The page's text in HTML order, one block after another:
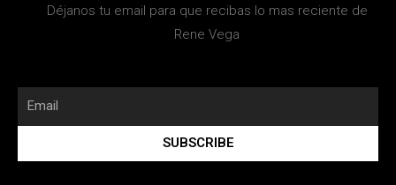
Déjanos tu email para que recibas lo mas reciente de
Rene Vega
SUBSCRIBE